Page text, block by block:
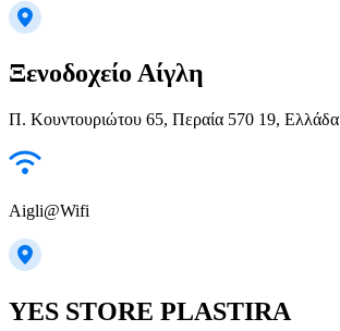
Ξενοδοχείο Αίγλη
Π. Κουντουριώτου 65, Περαία 570 19, Ελλάδα
Aigli@Wifi
YES STORE PLASTIRA